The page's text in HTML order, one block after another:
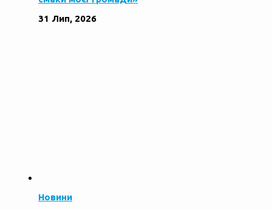
31 Лип, 2026
Новини